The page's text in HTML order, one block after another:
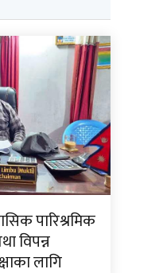
पारिश्रमिक
विपन्न
लागि